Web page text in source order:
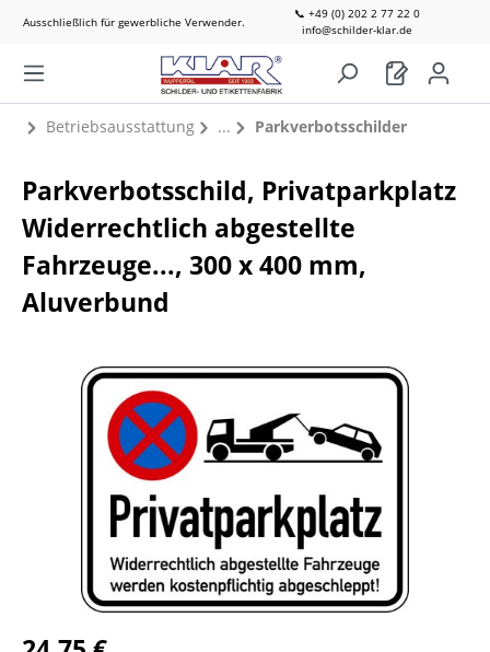
Ausschließlich für gewerbliche Verwender.
📞 +49 (0) 202 2 77 22 0
info@schilder-klar.de
Betriebsausstattung Parkverbotsschilder
Parkverbotsschild, Privatparkplatz
Widerrechtlich abgestellte
Fahrzeuge..., 300 x 400 mm,
Aluverbund